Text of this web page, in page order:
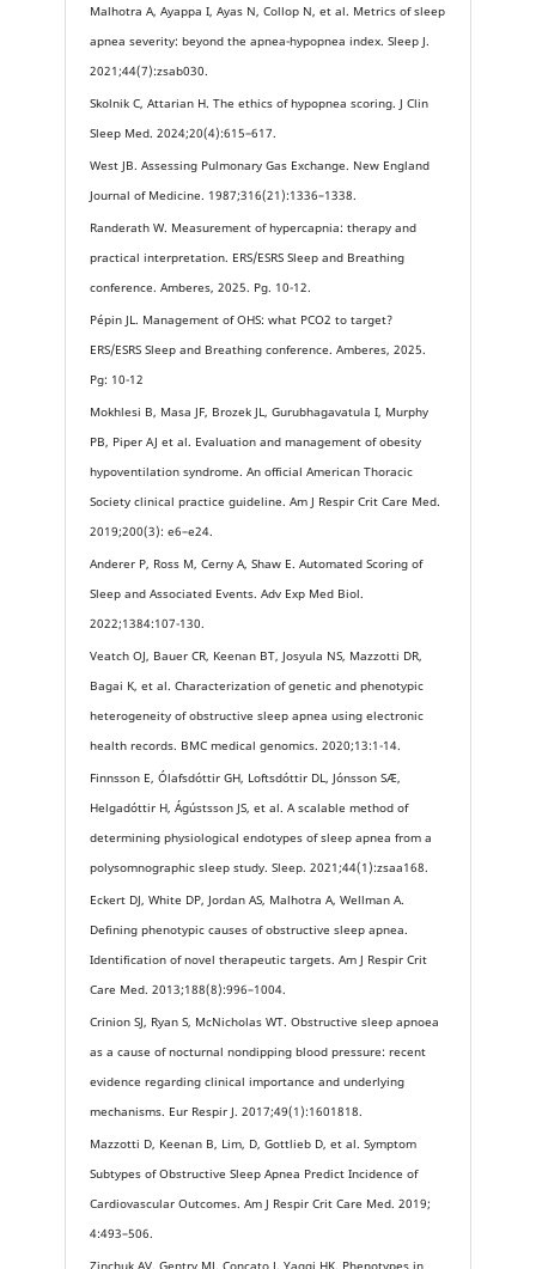
Malhotra A, Ayappa I, Ayas N, Collop N, et al. Metrics of sleep
apnea severity: beyond the apnea-hypopnea index. Sleep J.
2021;44(7):zsab030.
Skolnik C, Attarian H. The ethics of hypopnea scoring. J Clin
Sleep Med. 2024;20(4):615–617.
West JB. Assessing Pulmonary Gas Exchange. New England
Journal of Medicine. 1987;316(21):1336–1338.
Randerath W. Measurement of hypercapnia: therapy and
practical interpretation. ERS/ESRS Sleep and Breathing
conference. Amberes, 2025. Pg. 10-12.
Pépin JL. Management of OHS: what PCO2 to target?
ERS/ESRS Sleep and Breathing conference. Amberes, 2025.
Pg: 10-12
Mokhlesi B, Masa JF, Brozek JL, Gurubhagavatula I, Murphy
PB, Piper AJ et al. Evaluation and management of obesity
hypoventilation syndrome. An official American Thoracic
Society clinical practice guideline. Am J Respir Crit Care Med.
2019;200(3): e6–e24.
Anderer P, Ross M, Cerny A, Shaw E. Automated Scoring of
Sleep and Associated Events. Adv Exp Med Biol.
2022;1384:107-130.
Veatch OJ, Bauer CR, Keenan BT, Josyula NS, Mazzotti DR,
Bagai K, et al. Characterization of genetic and phenotypic
heterogeneity of obstructive sleep apnea using electronic
health records. BMC medical genomics. 2020;13:1-14.
Finnsson E, Ólafsdóttir GH, Loftsdóttir DL, Jónsson SÆ,
Helgadóttir H, Ágústsson JS, et al. A scalable method of
determining physiological endotypes of sleep apnea from a
polysomnographic sleep study. Sleep. 2021;44(1):zsaa168.
Eckert DJ, White DP, Jordan AS, Malhotra A, Wellman A.
Defining phenotypic causes of obstructive sleep apnea.
Identification of novel therapeutic targets. Am J Respir Crit
Care Med. 2013;188(8):996–1004.
Crinion SJ, Ryan S, McNicholas WT. Obstructive sleep apnoea
as a cause of nocturnal nondipping blood pressure: recent
evidence regarding clinical importance and underlying
mechanisms. Eur Respir J. 2017;49(1):1601818.
Mazzotti D, Keenan B, Lim, D, Gottlieb D, et al. Symptom
Subtypes of Obstructive Sleep Apnea Predict Incidence of
Cardiovascular Outcomes. Am J Respir Crit Care Med. 2019;
4:493–506.
Zinchuk AV, Gentry MJ, Concato J, Yaggi HK. Phenotypes in